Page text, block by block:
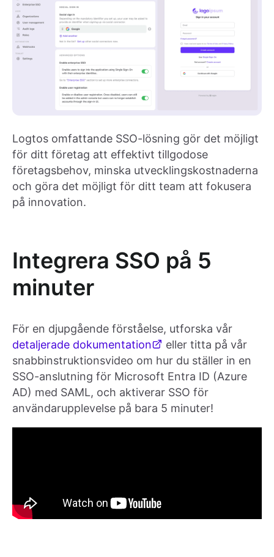
Logtos omfattande SSO-lösning gör det möjligt
för ditt företag att effektivt tillgodose
företagsbehov, minska utvecklingskostnaderna
och göra det möjligt för ditt team att fokusera
på innovation.
Integrera SSO på 5
minuter
För en djupgående förståelse, utforska vår
detaljerade dokumentation
eller titta på vår
snabbinstruktionsvideo om hur du ställer in en
SSO-anslutning för Microsoft Entra ID (Azure
AD) med SAML, och aktiverar SSO för
användarupplevelse på bara 5 minuter!